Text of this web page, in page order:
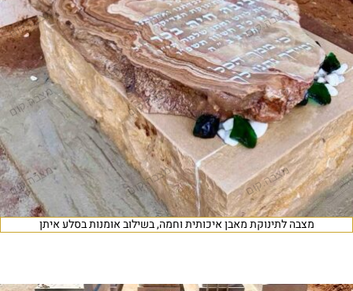
מצבה לתינוקת מאבן איכותית וחמה, בשילוב אומנות בסלע איתן